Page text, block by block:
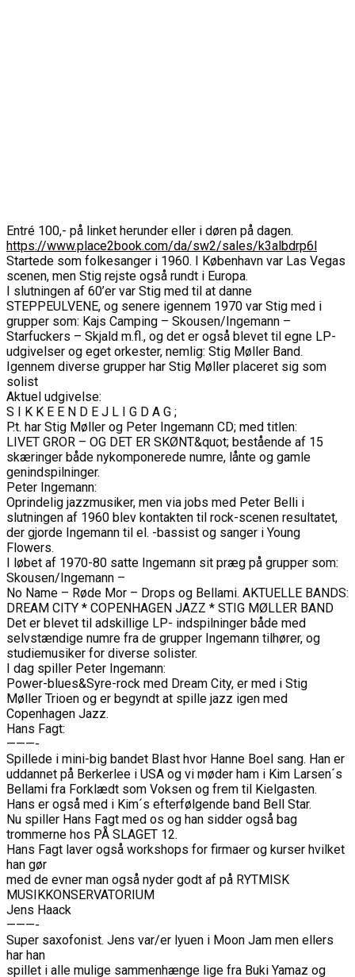
Entré 100,- på linket herunder eller i døren på dagen.
https://www.place2book.com/da/sw2/sales/k3albdrp6l
Startede som folkesanger i 1960. I København var Las Vegas
scenen, men Stig rejste også rundt i Europa.
I slutningen af 60’er var Stig med til at danne
STEPPEULVENE, og senere igennem 1970 var Stig med i
grupper som: Kajs Camping – Skousen/Ingemann –
Starfuckers – Skjald m.fl., og det er også blevet til egne LP-
udgivelser og eget orkester, nemlig: Stig Møller Band.
Igennem diverse grupper har Stig Møller placeret sig som
solist
Aktuel udgivelse:
S I K K E E N D E J L I G D A G ;
P.t. har Stig Møller og Peter Ingemann CD; med titlen:
LIVET GROR – OG DET ER SKØNT&quot; bestående af 15
skæringer både nykomponerede numre, lånte og gamle
genindspilninger.
Peter Ingemann:
Oprindelig jazzmusiker, men via jobs med Peter Belli i
slutningen af 1960 blev kontakten til rock-scenen resultatet,
der gjorde Ingemann til el. -bassist og sanger i Young
Flowers.
I løbet af 1970-80 satte Ingemann sit præg på grupper som:
Skousen/Ingemann –
No Name – Røde Mor – Drops og Bellami. AKTUELLE BANDS:
DREAM CITY * COPENHAGEN JAZZ * STIG MØLLER BAND
Det er blevet til adskillige LP- indspilninger både med
selvstændige numre fra de grupper Ingemann tilhører, og
studiemusiker for diverse solister.
I dag spiller Peter Ingemann:
Power-blues&Syre-rock med Dream City, er med i Stig
Møller Trioen og er begyndt at spille jazz igen med
Copenhagen Jazz.
Hans Fagt:
———-
Spillede i mini-big bandet Blast hvor Hanne Boel sang. Han er
uddannet på Berkerlee i USA og vi møder ham i Kim Larsen´s
Bellami fra Forklædt som Voksen og frem til Kielgasten.
Hans er også med i Kim´s efterfølgende band Bell Star.
Nu spiller Hans Fagt med os og han sidder også bag
trommerne hos PÅ SLAGET 12.
Hans Fagt laver også workshops for firmaer og kurser hvilket
han gør
med de evner man også nyder godt af på RYTMISK
MUSIKKONSERVATORIUM
Jens Haack
———-
Super saxofonist. Jens var/er lyuen i Moon Jam men ellers
har han
spillet i alle mulige sammenhænge lige fra Buki Yamaz og